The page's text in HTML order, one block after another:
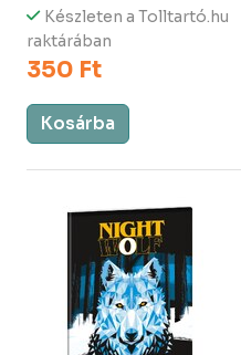
Készleten a Tolltartó.hu
raktárában
350 Ft
Kosárba